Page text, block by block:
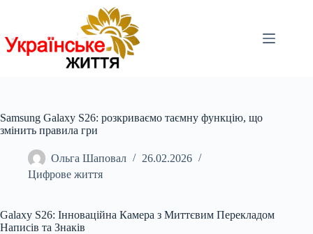
Samsung Galaxy S26: розкриваємо таємну функцію, що
змінить правила гри
Ольга Шаповал
26.02.2026
Цифрове життя
Galaxy S26: Інноваційна Камера з Миттєвим Перекладом
Написів та Знаків